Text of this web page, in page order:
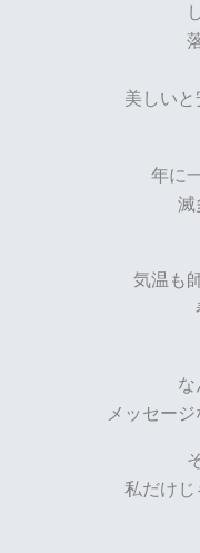
美しい
年に
滅
気温も
な
メッセー
私だけじ